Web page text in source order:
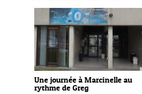
Une journée à Marcinelle au
rythme de Greg